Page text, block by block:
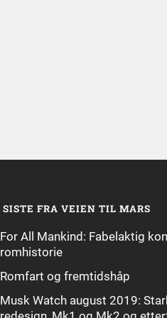
SISTE FRA VEIEN TIL MARS
For All Mankind: Fabelaktig
romhistorie
Romfart og fremtidshåp
Musk Watch august 2019: